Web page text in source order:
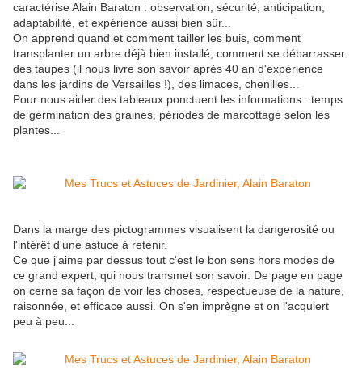
caractérise Alain Baraton : observation, sécurité, anticipation,
adaptabilité, et expérience aussi bien sûr...
On apprend quand et comment tailler les buis, comment
transplanter un arbre déjà bien installé, comment se débarrasser
des taupes (il nous livre son savoir après 40 an d'expérience
dans les jardins de Versailles !), des limaces, chenilles...
Pour nous aider des tableaux ponctuent les informations : temps
de germination des graines, périodes de marcottage selon les
plantes...
Dans la marge des pictogrammes visualisent la dangerosité ou
l'intérêt d'une astuce à retenir.
Ce que j'aime par dessus tout c'est le bon sens hors modes de
ce grand expert, qui nous transmet son savoir. De page en page
on cerne sa façon de voir les choses, respectueuse de la nature,
raisonnée, et efficace aussi. On s'en imprègne et on l'acquiert
peu à peu...